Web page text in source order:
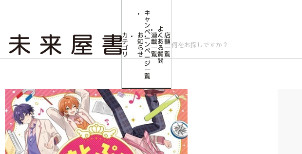
カ
テ
ゴ
リ
お
知
ら
せ
キ
ャ
ン
ペ
ー
ン
ペ
ー
ジ
一
覧
連
載
一
覧
よ
く
あ
る
質
問
店
舗
一
覧
Youtuber・アイドル・タレント・ミュージシャン・俳優 【未来屋書店様限定ポストカード付き】すと